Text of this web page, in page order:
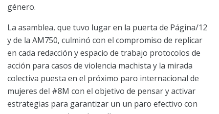
género.
La asamblea, que tuvo lugar en la puerta de Página/12
y de la AM750, culminó con el compromiso de replicar
en cada redacción y espacio de trabajo protocolos de
acción para casos de violencia machista y la mirada
colectiva puesta en el próximo paro internacional de
mujeres del #8M con el objetivo de pensar y activar
estrategias para garantizar un un paro efectivo con